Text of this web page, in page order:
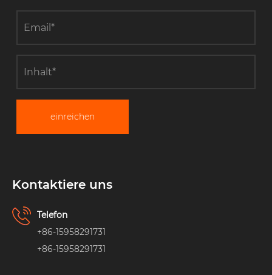
einreichen
Kontaktiere uns
Telefon
+86-15958291731
+86-15958291731